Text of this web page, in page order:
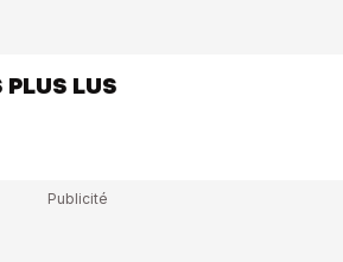
PLUS LUS